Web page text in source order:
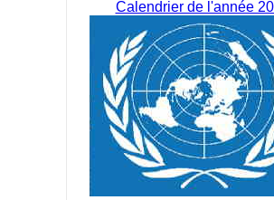
Calendrier de l'année